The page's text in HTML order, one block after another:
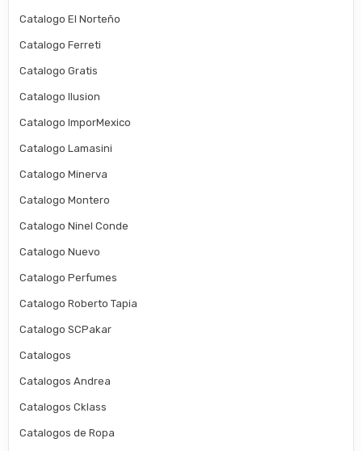
Catalogo El Norteño
Catalogo Ferreti
Catalogo Gratis
Catalogo Ilusion
Catalogo ImporMexico
Catalogo Lamasini
Catalogo Minerva
Catalogo Montero
Catalogo Ninel Conde
Catalogo Nuevo
Catalogo Perfumes
Catalogo Roberto Tapia
Catalogo SCPakar
Catalogos
Catalogos Andrea
Catalogos Cklass
Catalogos de Ropa